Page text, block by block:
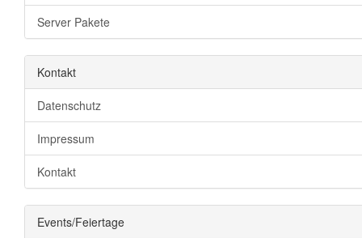
Server Pakete
Kontakt
Datenschutz
Impressum
Kontakt
Events/Feiertage